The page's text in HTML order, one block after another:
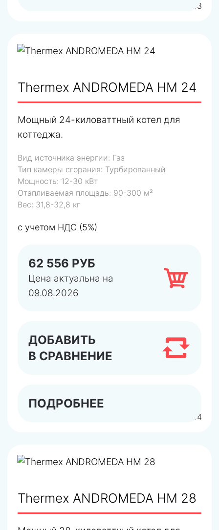
арт.TR300800003
арт.TR300800004
Thermex ANDROMEDA HM 24
Мощный 24-киловаттный котел для
коттеджа.
Вид источника энергии: Газ
Тип камеры сгорания: Турбированный
Мощность: 12-30 кВт
Отапливаемая площадь: 90-300 м²
Вес: 31,8-32,8 кг
с учетом НДС (5%)
62 556 РУБ
Цена актуальна на
09.08.2026
ДОБАВИТЬ
В СРАВНЕНИЕ
ПОДРОБНЕЕ
Thermex ANDROMEDA HM 28